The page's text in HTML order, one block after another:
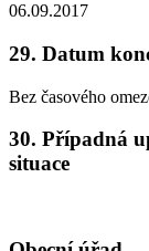
06.09.2017
29. Datum
Bez časového
30. Případná
situace